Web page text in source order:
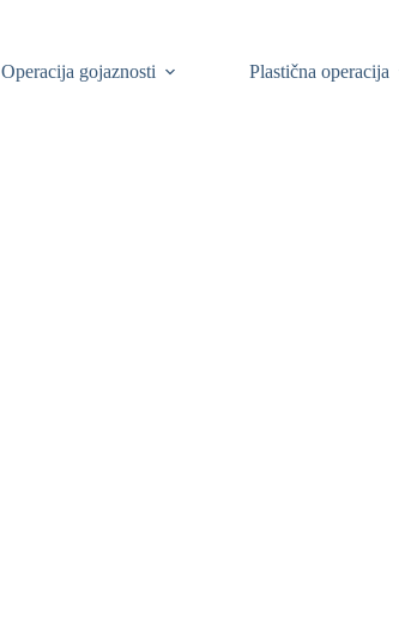
Operacija gojaznosti Plastična operacija